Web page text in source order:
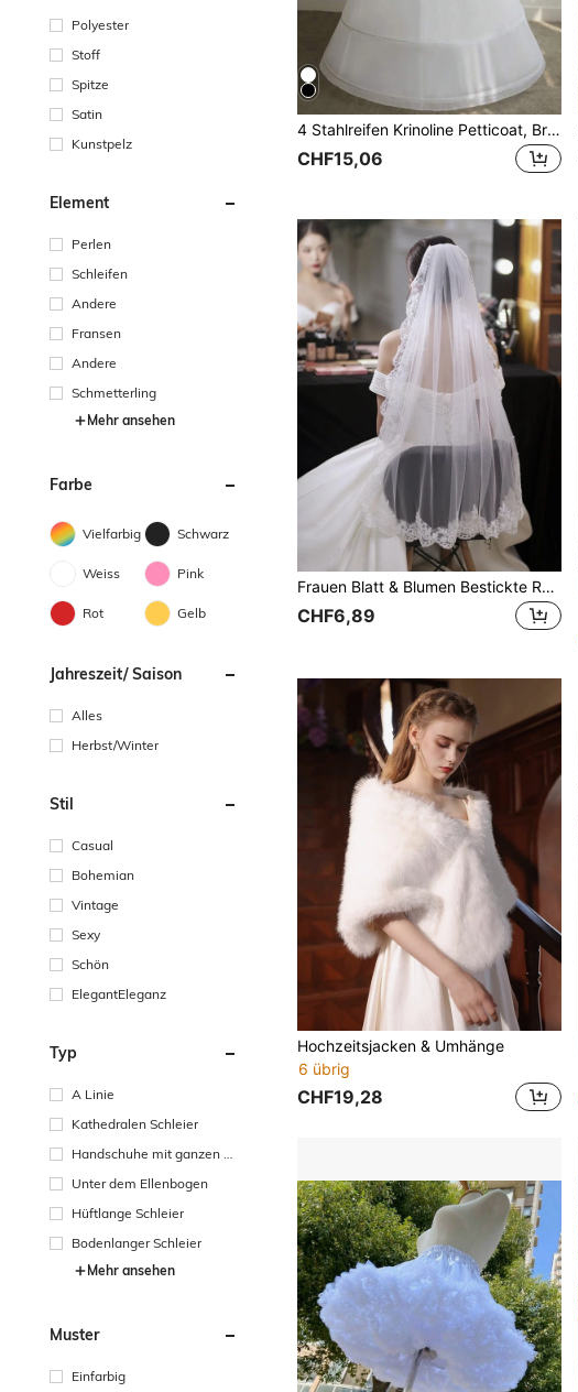
Polyester
Stoff
Spitze
Satin
Kunstpelz
Element
Perlen
Schleifen
Andere
Fransen
Andere
Schmetterling
Mehr ansehen
Farbe
Vielfarbig Schwarz
Weiss Pink
Rot Gelb
Jahreszeit/ Saison
Alles
Herbst/Winter
Stil
Casual
Bohemian
Vintage
Sexy
Schön
ElegantEleganz
Typ
A Linie
Kathedralen Schleier
Handschuhe mit ganzen Fi
Unter dem Ellenbogen
Hüftlange Schleier
Bodenlanger Schleier
Mehr ansehen
Muster
Einfarbig
4 Stahlreifen Krinoline Petticoat, Braut Hochzeitskleid Unterrock, verstellbarer Lolita Prinzessin Rock Unterrock Herbstkleidung für Frauen
CHF15,06
Frauen Blatt & Blumen Bestickte Romantische Brautschleier Für Elegante Hochzeit
CHF6,89
Hochzeitsjacken & Umhänge
6 übrig
CHF19,28